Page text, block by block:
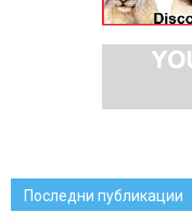
Последни публикации